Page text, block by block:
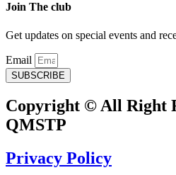
Join The club
Get updates on special events and
Email
SUBSCRIBE
Copyright © All Right
QMSTP
Privacy Policy